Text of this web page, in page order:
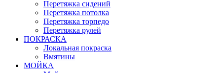
Перетяжка сидений
Перетяжка потолка
Перетяжка торпедо
Перетяжка рулей
ПОКРАСКА
Локальная покраска
Вмятины
МОЙКА